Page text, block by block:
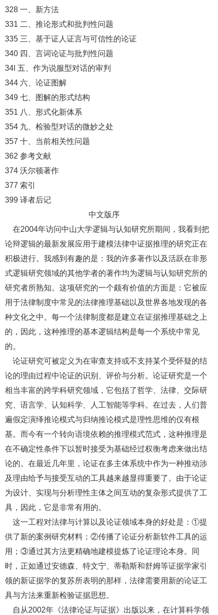
328 一、新方法
331 二、推论形式和批判性问题
335 三、基于证人证言与可信性的论证
340 四、言词论证与批判性问题
34l 五、作为说服型对话的审判
344 六、论证图解
349 七、图解的形式结构
351 八、形式化新体系
354 九、检验型对话的微妙之处
357 十、当前相关性问题
362 参考文献
374 沃尔顿著作
377 索引
399 译者后记
中文版序
在2004年访问中山大学逻辑与认知研究所期间，我看到把
论辩逻辑的最新发展应用于建模法律中证据推理的研究正在
积极进行。我感到有趣的是：我的许多著作以及活跃在非形
式逻辑研究领域的其他学者的著作均为逻辑与认知研究所的
研究者所熟知。这项研究的一个颇有价值的方面是：它被应
用于法律制度中常见的法律推理基础以及世界各地发现的各
种文化之中。每一个法律制度都是建立在证据推理基础之上
的，因此，这种推理的基本逻辑结构是每一个系统中常见
的。
论证研究可被定义为在审查支持或不支持某个受怀疑的结
论的理由过程中论证的识别、评价与分析。论证研究是一个
相当丰富的跨学科研究领域，它包括了哲学、法律、交际研
究、语言学、认知科学、人工智能等学科。在过去，人们普
遍假定演绎推论模式与归纳推论模式是理性思维的仅有根
基。而今有一个转向语境依赖的推理模式范式，这种推理是
在不确定性条件下以暂时接受为基础经过权衡考虑来做出结
论的。在最近几年里，论证在多主体系统中作为一种推动涉
及理由给予与接受互动的工具越来越显得重要了。由于论证
为设计、实现与分析理性主体之间互动的复杂形式提供了工
具，因此，它是非常有用的。
这一工程对法律与计算以及论证领域本身的好处是：①提
供了新的案例研究材料；②传播了论证分析新软件工具的运
用；③通过其方法更精确地建模提炼了论证理论本身。同
时，正如通过安德森、特文宁、蒂勒斯和舒姆等证据学家引
领的新证据学的复苏所表明的那样，法律需要用新的论证工
具与方法来重新检验证据思想。
自从2002年《法律论证与证据》出版以来，在计算科学领